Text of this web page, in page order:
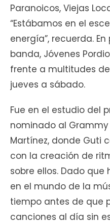
Paranoicos, Viejas
“Estábamos en el
energía”, recuerda.
banda, Jóvenes
frente a multitudes de
jueves a sábado.
Fue en el estudio del
nominado al Grammy
Martínez, donde Guti
con la creación de
sobre ellos. Dado
en el mundo de la
tiempo antes de que
canciones al día sin